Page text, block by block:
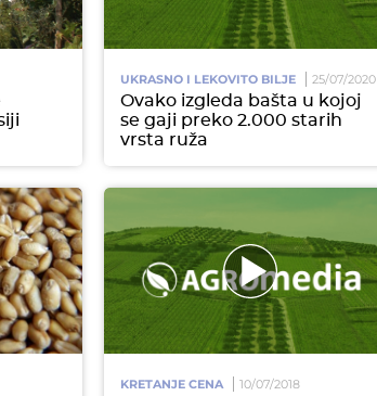
UKRASNO I LEKOVITO BILJE 25/07/2020
Ovako izgleda bašta u kojoj
se gaji preko 2.000 starih
vrsta ruža
KRETANJE CENA 10/07/2018